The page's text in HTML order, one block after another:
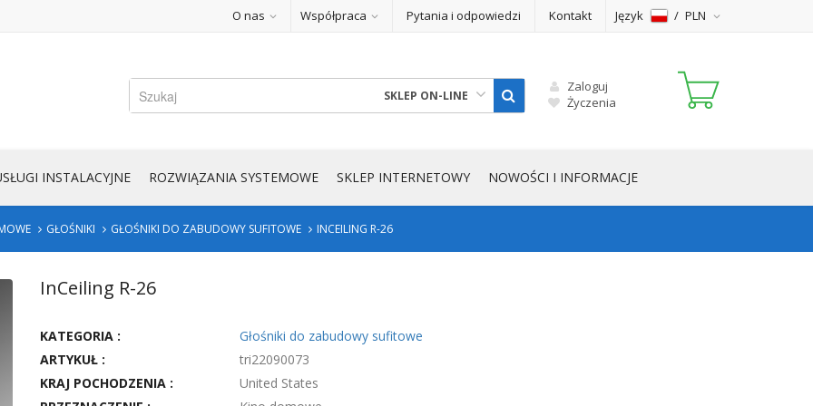
O nas Współpraca Pytania i odpowiedzi Kontakt Język / PLN
SKLEP ON-LINE
Zaloguj
Życzenia
INSTALACYJNE ROZWIĄZANIA SYSTEMOWE SKLEP INTERNETOWY NOWOŚCI I INFORMACJE
GŁOŚNIKI GŁOŚNIKI DO ZABUDOWY SUFITOWE INCEILING R-26
InCeiling R-26
KATEGORIA :
Głośniki do zabudowy sufitowe
ARTYKUŁ :
tri22090073
KRAJ POCHODZENIA :
United States